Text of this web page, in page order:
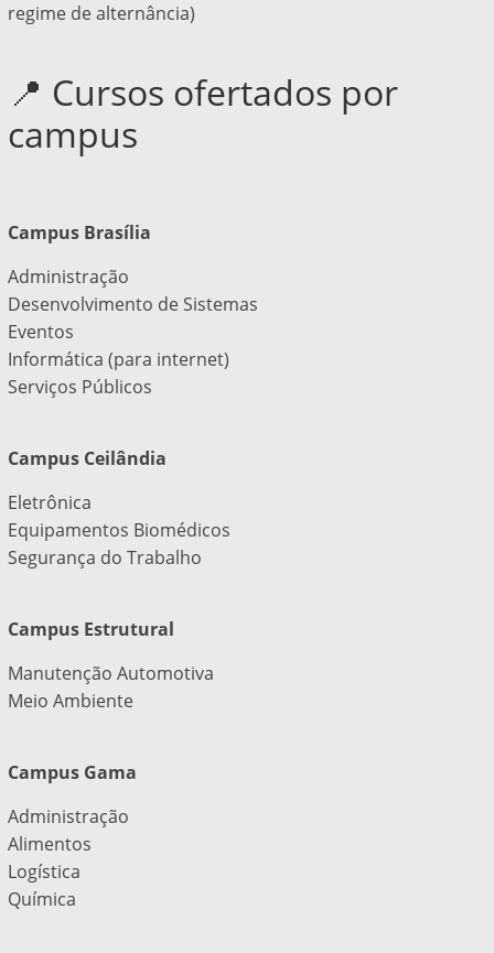
regime de alternância)
📍 Cursos ofertados por
campus
Campus Brasília
Administração
Desenvolvimento de Sistemas
Eventos
Informática (para internet)
Serviços Públicos
Campus Ceilândia
Eletrônica
Equipamentos Biomédicos
Segurança do Trabalho
Campus Estrutural
Manutenção Automotiva
Meio Ambiente
Campus Gama
Administração
Alimentos
Logística
Química